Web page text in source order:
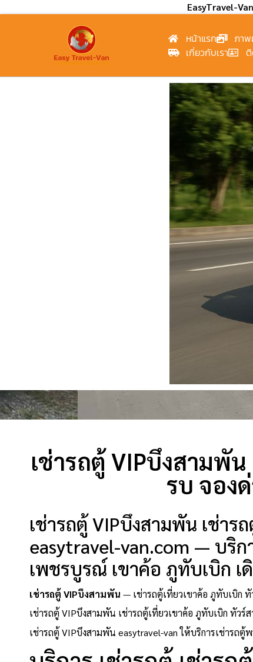
EasyTravel-
หน้าแรก ภาพ
เกี่ยวกับเรา
เช่ารถตู้ VIPบึงสามพั
รบ จอง
เช่ารถตู้ VIPบึงสามพัน เช่าร
easytravel-van.com — บริก
เพชรบูรณ์ เขาค้อ ภูทับเบิก
เช่ารถตู้ VIPบึงสามพัน — เช่ารถตู้เที่ยวเขาค้อ ภูทับเบิก
เช่ารถตู้ VIPบึงสามพัน เช่ารถตู้เที่ยวเขาค้อ ภูทับเบิก ทัว
เช่ารถตู้ VIPบึงสามพัน easytravel-van ให้บริการเช่ารถ